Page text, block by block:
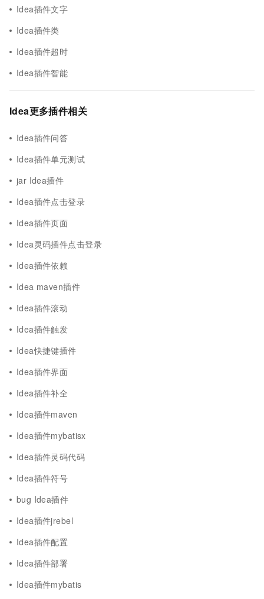
Idea插件文字
Idea插件类
Idea插件超时
Idea插件智能
Idea更多插件相关
Idea插件问答
Idea插件单元测试
jar Idea插件
Idea插件点击登录
Idea插件页面
Idea灵码插件点击登录
Idea插件依赖
Idea maven插件
Idea插件滚动
Idea插件触发
Idea快捷键插件
Idea插件界面
Idea插件补全
Idea插件maven
Idea插件mybatisx
Idea插件灵码代码
Idea插件符号
bug Idea插件
Idea插件jrebel
Idea插件配置
Idea插件部署
Idea插件mybatis